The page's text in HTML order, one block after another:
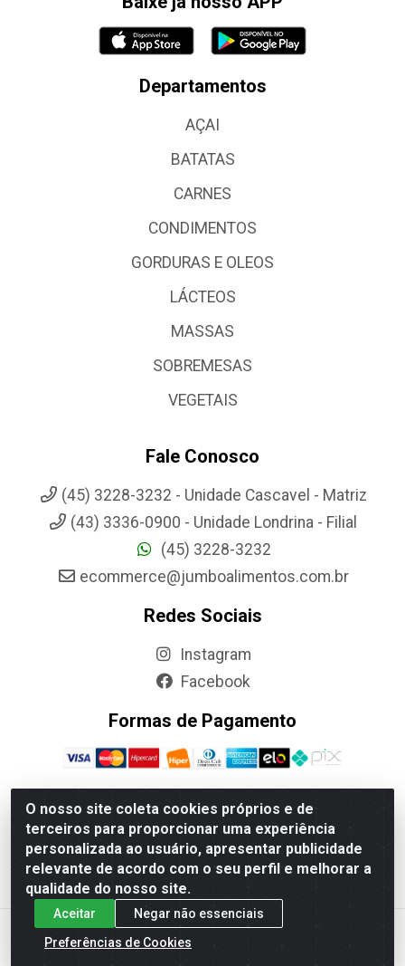
O nosso site coleta cookies próprios e de
terceiros para proporcionar uma experiência
personalizada ao usuário, apresentar publicidade
relevante de acordo com o seu perfil e melhorar a
qualidade do nosso site.
Aceitar
Negar não essenciais
Preferências de Cookies
Departamentos
AÇAI
BATATAS
CARNES
CONDIMENTOS
GORDURAS E OLEOS
LÁCTEOS
MASSAS
SOBREMESAS
VEGETAIS
Fale Conosco
(45) 3228-3232 - Unidade Cascavel - Matriz
(43) 3336-0900 - Unidade Londrina - Filial
(45) 3228-3232
ecommerce@jumboalimentos.com.br
Redes Sociais
Instagram
Facebook
Formas de Pagamento
Jumbo Alimentos Cascavel - Matriz - Rua Itatiba Do Sul, 161 -
Santos Dumont, Cascavel-PR - CEP 85804-700- CNPJ
85.522.043/0001-90